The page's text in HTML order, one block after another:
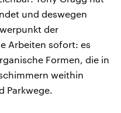
und deswegen
der
Arbeiten sofort: es
Formen, die in
weithin
Parkwege.